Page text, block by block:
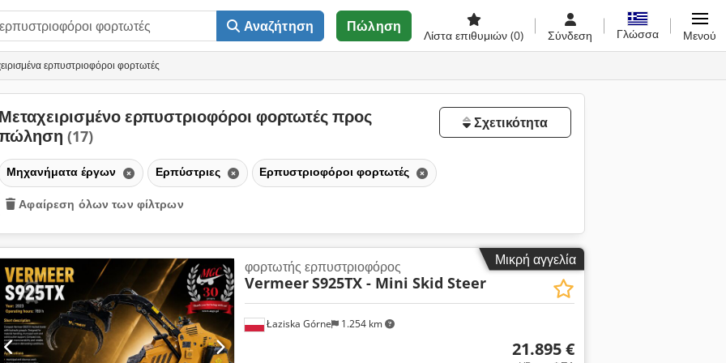
Αναζήτηση Πώληση
Λίστα επιθυμιών (0) Σύνδεση Γλώσσα Μενού
ερπυστριοφόροι φορτωτές
Μεταχειρισμένο ερπυστριοφόροι φορτωτές προς
(17)
Σχετικότητα
Μηχανήματα έργων Ερπύστριες Ερπυστριοφόροι φορτωτές
Αφαίρεση όλων των φίλτρων
Μικρή αγγελία
Łaziska Górne 1.254 km
φορτωτής ερπυστριοφόρος
VermeerS925TX - Mini Skid Steer
21.895 €